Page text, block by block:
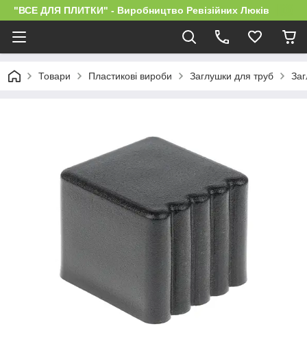
"ВСЕ ДЛЯ ПЛИТКИ" - Виробництво Ревізійних Люків
Товари Пластикові вироби Заглушки для труб